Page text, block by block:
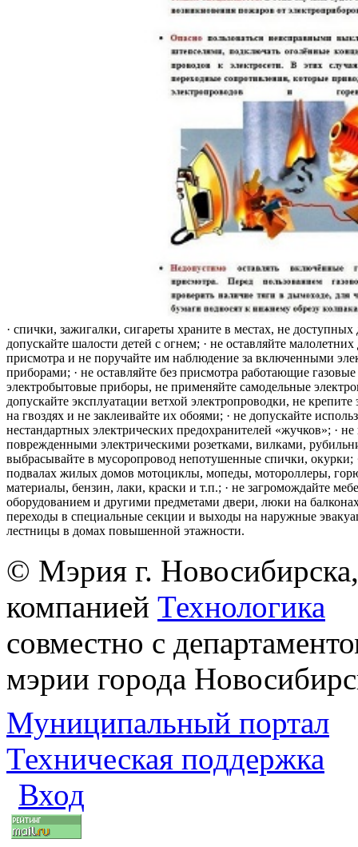
· спички, зажигалки, сигареты храните в местах, не доступных
допускайте шалости детей с огнем; · не оставляйте малолетних
присмотра и не поручайте им наблюдение за включенными
приборами; · не оставляйте без присмотра работающие
электробытовые приборы, не применяйте самодельные
допускайте эксплуатации ветхой электропроводки, не крепите
на гвоздях и не заклеивайте их обоями; · не допускайте
нестандартных электрических предохранителей «жучков»; · не
поврежденными электрическими розетками, вилками,
выбрасывайте в мусоропровод непотушенные спички, окурки;
подвалах жилых домов мотоциклы, мопеды, мотороллеры,
материалы, бензин, лаки, краски и т.п.; · не загромождайте
оборудованием и другими предметами двери, люки на
переходы в специальные секции и выходы на наружные
лестницы в домах повышенной этажности.
© Мэрия г.
компанией Технологика
совместно с
мэрии города
Муниципальный портал
Техническая поддержка
Вход